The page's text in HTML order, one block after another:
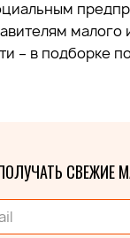
малого
– в подборке
СВЕЖИЕ